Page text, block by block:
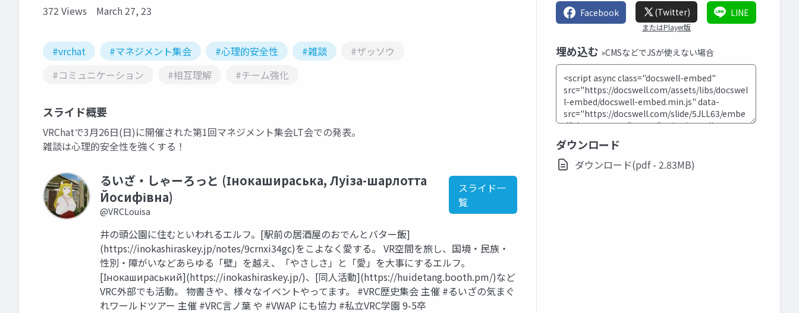
372 Views March 27, 23
#vrchat #マネジメント集会 #心理的安全性 #雑談
#ザッソウ
#コミュニケーション
#相互理解 #チーム強化
スライド概要
VRChatで3月26日(日)に開催された第1回マネジメント集会LT会での発表。
雑談は心理的安全性を強くする！
るいざ・しゃーろっと (Інокашираська, Луiза-шарлотта
Йосифівна)
@VRCLouisa
スライド一
覧
井の頭公園に住むといわれるエルフ。[駅前の居酒屋のおでんとバター飯]
(https://inokashiraskey.jp/notes/9crnxi34gc)をこよなく愛する。 VR空間を旅し、国境・民族・
性別・障がいなどあらゆる「壁」を越え、「やさしさ」と「愛」を大事にするエルフ。
[Інокашираський](https://inokashiraskey.jp/)、[同人活動](https://huidetang.booth.pm/)など
VRC外部でも活動。 物書きや、様々なイベントやってます。 #VRC歴史集会 主催 #るいざの気まぐ
れワールドツアー 主催 #VRC言ノ葉 や #VWAP にも協力 #私立VRC学園 9-5卒
Facebook (Twitter)
またはPlayer版
LINE
埋め込む »CMSなどでJSが使えない場合
ダウンロード
ダウンロード(pdf - 2.83MB)